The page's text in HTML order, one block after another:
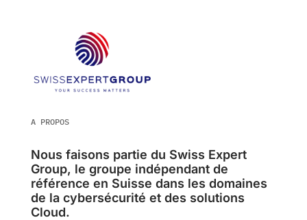
A PROPOS
Nous faisons partie du Swiss Expert
Group, le groupe indépendant de
référence en Suisse dans les domaines
de la cybersécurité et des solutions
Cloud.